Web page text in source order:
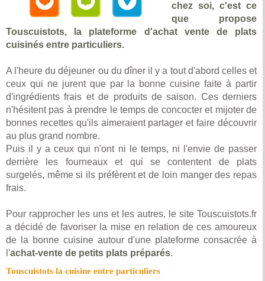
chez soi, c'est ce
que propose
Touscuistots, la plateforme d'achat vente de plats
cuisinés entre particuliers.
A l'heure du déjeuner ou du dîner il y a tout d'abord celles et
ceux qui ne jurent que par la bonne cuisine faite à partir
d'ingrédients frais et de produits de saison. Ces derniers
n'hésitent pas à prendre le temps de concocter et mijoter de
bonnes recettes qu'ils aimeraient partager et faire découvrir
au plus grand nombre.
Puis il y a ceux qui n'ont ni le temps, ni l'envie de passer
derrière les fourneaux et qui se contentent de plats
surgelés, même si ils préfèrent et de loin manger des repas
frais.
Pour rapprocher les uns et les autres, le site Touscuistots.fr
a décidé de favoriser la mise en relation de ces amoureux
de la bonne cuisine autour d'une plateforme consacrée à
l'achat-vente de petits plats préparés.
Touscuistots la cuisine entre particuliers